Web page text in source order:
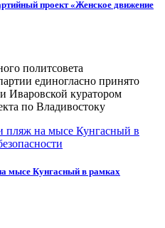
проект «Женское движение
политсовета
единогласно принято
Иваровской куратором
по Владивостоку
мысе Кунгасный в рамках